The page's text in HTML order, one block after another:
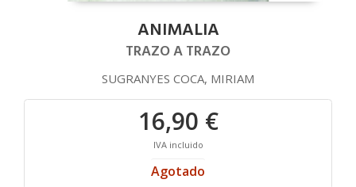
ANIMALIA
TRAZO A TRAZO
SUGRANYES COCA, MIRIAM
16,90 €
IVA incluido
Agotado